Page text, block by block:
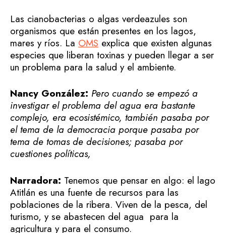
Las cianobacterias o algas verdeazules son
organismos que están presentes en los lagos,
mares y ríos. La OMS explica que existen algunas
especies que liberan toxinas y pueden llegar a ser
un problema para la salud y el ambiente.
Nancy González: Pero cuando se empezó a
investigar el problema del agua era bastante
complejo, era ecosistémico, también pasaba por
el tema de la democracia porque pasaba por
tema de tomas de decisiones; pasaba por
cuestiones políticas,
Narradora: Tenemos que pensar en algo: el lago
Atitlán es una fuente de recursos para las
poblaciones de la ribera. Viven de la pesca, del
turismo, y se abastecen del agua para la
agricultura y para el consumo.